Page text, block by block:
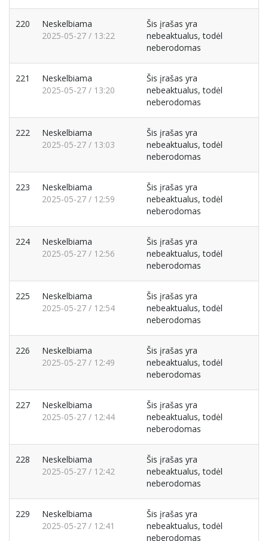
220
Neskelbiama
2025-05-27 / 13:22
Šis įrašas yra
nebeaktualus, todėl
neberodomas
221
Neskelbiama
2025-05-27 / 13:20
Šis įrašas yra
nebeaktualus, todėl
neberodomas
222
Neskelbiama
2025-05-27 / 13:03
Šis įrašas yra
nebeaktualus, todėl
neberodomas
223
Neskelbiama
2025-05-27 / 12:59
Šis įrašas yra
nebeaktualus, todėl
neberodomas
224
Neskelbiama
2025-05-27 / 12:56
Šis įrašas yra
nebeaktualus, todėl
neberodomas
225
Neskelbiama
2025-05-27 / 12:54
Šis įrašas yra
nebeaktualus, todėl
neberodomas
226
Neskelbiama
2025-05-27 / 12:49
Šis įrašas yra
nebeaktualus, todėl
neberodomas
227
Neskelbiama
2025-05-27 / 12:44
Šis įrašas yra
nebeaktualus, todėl
neberodomas
228
Neskelbiama
2025-05-27 / 12:42
Šis įrašas yra
nebeaktualus, todėl
neberodomas
229
Neskelbiama
2025-05-27 / 12:41
Šis įrašas yra
nebeaktualus, todėl
neberodomas